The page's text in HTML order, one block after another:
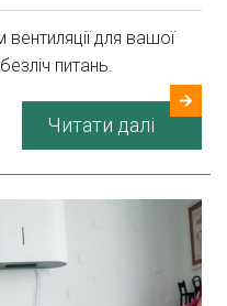
для вашої
питань.
Читати далі